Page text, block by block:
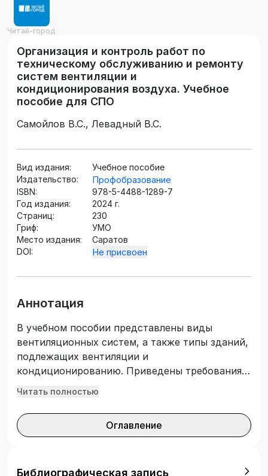
Читай-город
Организация и контроль работ по
техническому обслуживанию и ремонту
систем вентиляции и
кондиционирования воздуха. Учебное
пособие для СПО
Самойлов В.С., Левадный В.С.
Вид издания:
Учебное пособие
Издательство:
Профобразование
ISBN:
978-5-4488-1289-7
Год издания:
2024 г.
Страниц:
230
Гриф:
УМО
Место издания:
Саратов
DOI:
Не присвоен
Аннотация
В учебном пособии представлены виды
вентиляционных систем, а также типы зданий,
подлежащих вентиляции и
кондиционированию. Приведены требования к
воздушной среде помещений и особенности
Рассмотрены принципы вентилирования и
кондиционирования, включая выбор систем
оборудования. Подготовлено в соответствии с
Читать полностью
Оглавление
Библиографическая запись